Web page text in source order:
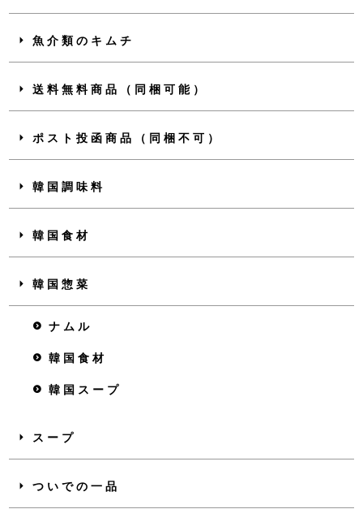
魚介類のキムチ
送料無料商品（同梱可能）
ポスト投函商品（同梱不可）
韓国調味料
韓国食材
韓国惣菜
ナムル
韓国食材
韓国スープ
スープ
ついでの一品